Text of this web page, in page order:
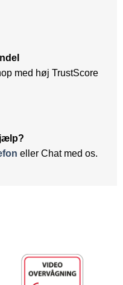
med høj TrustScore
eller Chat med os.